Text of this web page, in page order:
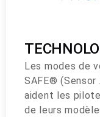
Les modes de
SAFE®
aident les
de leurs